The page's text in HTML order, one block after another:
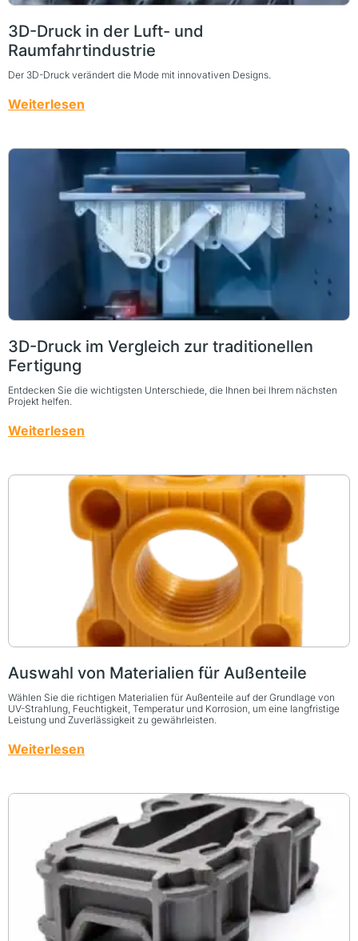
3D-Druck in der Luft- und
Raumfahrtindustrie
Der 3D-Druck verändert die Mode mit innovativen Designs.
Weiterlesen
3D-Druck im Vergleich zur traditionellen
Fertigung
Entdecken Sie die wichtigsten Unterschiede, die Ihnen bei Ihrem nächsten
Projekt helfen.
Weiterlesen
Auswahl von Materialien für Außenteile
Wählen Sie die richtigen Materialien für Außenteile auf der Grundlage von
UV-Strahlung, Feuchtigkeit, Temperatur und Korrosion, um eine langfristige
Leistung und Zuverlässigkeit zu gewährleisten.
Weiterlesen